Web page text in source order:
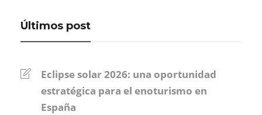
Últimos post
Eclipse solar 2026: una oportunidad
estratégica para el enoturismo en
España